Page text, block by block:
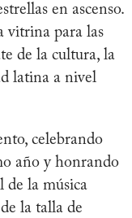
en ascenso.
vitrina para las
de la cultura, la
latina a nivel
celebrando
año y honrando
de la música
la talla de